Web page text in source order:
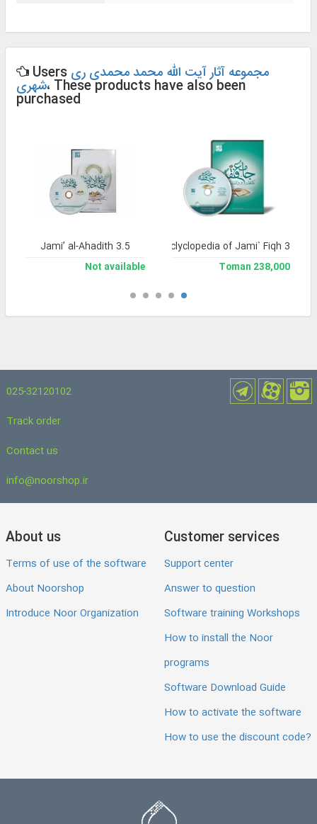
Users مجموعه آثار آیت ‌الله محمد محمدی ری‌
شهری، These products have also been
purchased
Library and Enclyclopedia of Jami` Fiqh 3
238,000 Toman
Jami’ al-Ahadith 3.5
Not available
025-32120102
Track order
Contact us
info@noorshop.ir
About us
Terms of use of the software
About Noorshop
Introduce Noor Organization
Customer services
Support center
Answer to question
Software training Workshops
How to install the Noor
programs
Software Download Guide
How to activate the software
How to use the discount code?